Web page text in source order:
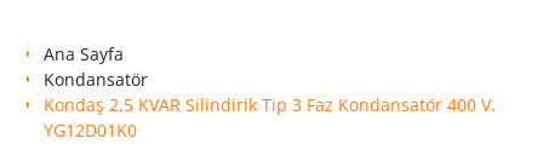
Ana Sayfa
Kondansatör
Kondaş 2,5 KVAR Silindirik Tip 3 Faz Kondansatör 400 V.
YG12D01K0